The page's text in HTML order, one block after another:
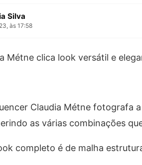
Silva
às 17:58
Claudia Métne fotografa
as várias combinações
completo é de malha